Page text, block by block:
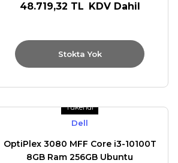
48.719,32 TL KDV Dahil
Stokta Yok
Tükendi
Dell
OptiPlex 3080 MFF Core i3-10100T
8GB Ram 256GB Ubuntu